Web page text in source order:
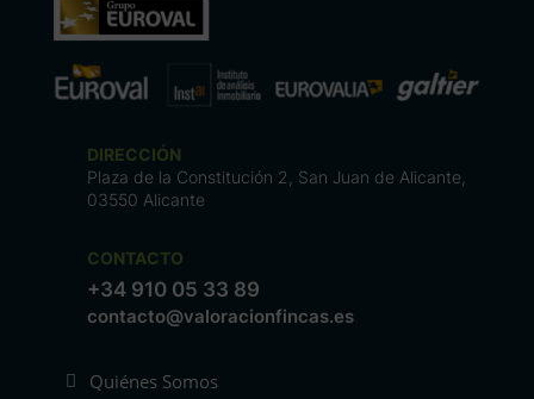
DIRECCIÓN
Plaza de la Constitución 2, San Juan de Alicante,
03550 Alicante
CONTACTO
+34 910 05 33 89
contacto@valoracionfincas.es
Quiénes Somos